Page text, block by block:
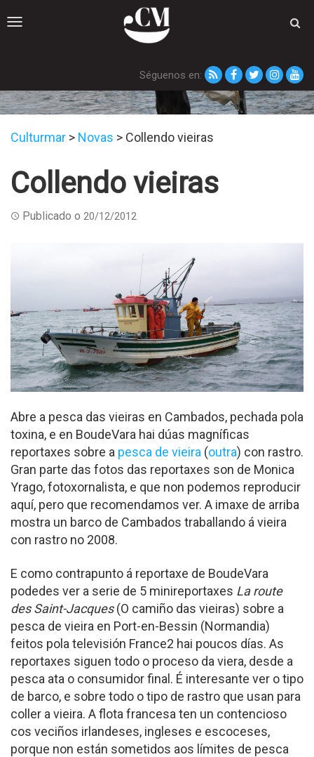
Toggle
Séguenos en:
Novas
Culturmar > Novas > Collendo vieiras
Collendo vieiras
Publicado o 20/12/2012
Abre a pesca das vieiras en Cambados, pechada pola
toxina, e en BoudeVara hai dúas magníficas
reportaxes sobre a pesca de vieira (outra) con rastro.
Gran parte das fotos das reportaxes son de Monica
Yrago, fotoxornalista, e que non podemos reproducir
aquí, pero que recomendamos ver. A imaxe de arriba
mostra un barco de Cambados traballando á vieira
con rastro no 2008.
E como contrapunto á reportaxe de BoudeVara
podedes ver a serie de 5 minireportaxes La route
des Saint-Jacques(O camiño das vieiras) sobre a
pesca de vieira en Port-en-Bessin (Normandia)
feitos pola televisión France2 hai poucos días. As
reportaxes siguen todo o proceso da viera, desde a
pesca ata o consumidor final. É interesante ver o tipo
de barco, e sobre todo o tipo de rastro que usan para
coller a vieira. A flota francesa ten un contencioso
cos veciños irlandeses, ingleses e escoceses,
porque non están sometidos aos límites de pesca